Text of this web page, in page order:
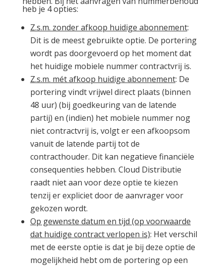
heb je 4 opties:
Z.s.m. zonder afkoop huidige abonnement:
Dit is de meest gebruikte optie. De portering
wordt pas doorgevoerd op het moment dat
het huidige mobiele nummer contractvrij is.
Z.s.m. mét afkoop huidige abonnement: De
portering vindt vrijwel direct plaats (binnen
48 uur) (bij goedkeuring van de latende
partij) en (indien) het mobiele nummer nog
niet contractvrij is, volgt er een afkoopsom
vanuit de latende partij tot de
contracthouder. Dit kan negatieve financiële
consequenties hebben. Cloud Distributie
raadt niet aan voor deze optie te kiezen
tenzij er expliciet door de aanvrager voor
gekozen wordt.
Op gewenste datum en tijd (op voorwaarde
dat huidige contract verlopen is): Het verschil
met de eerste optie is dat je bij deze optie de
mogelijkheid hebt om de portering op een